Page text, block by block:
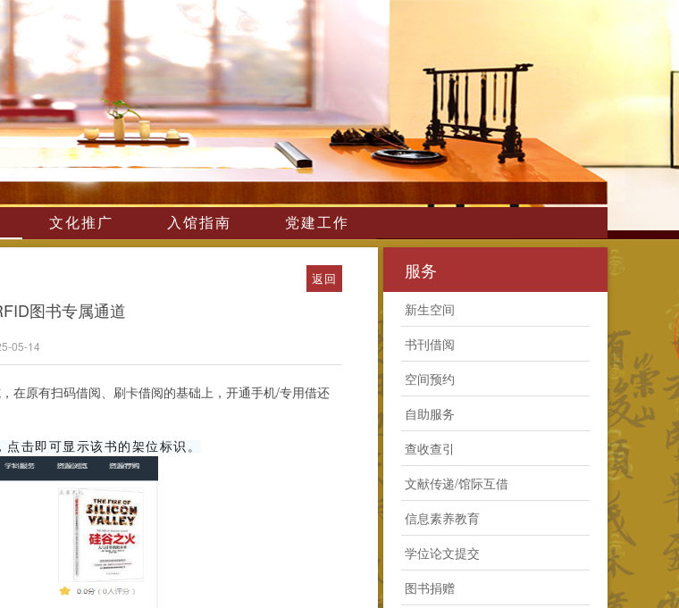
文化推广 入馆指南 党建工作
图书专属通道
05-14
返回
在原有扫码借阅、刷卡借阅的基础上，开通手机/专用借还
击即可显示该书的架位标识。
服务
新生空间
书刊借阅
空间预约
自助服务
查收查引
文献传递/馆际互借
信息素养教育
学位论文提交
图书捐赠